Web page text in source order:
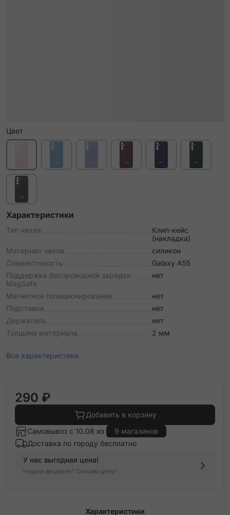
Цвет
Характеристики
Тип чехла
Клип-кейс
(накладка)
Материал чехла
силикон
Совместимость
Galaxy A55
Поддержка беспроводной зарядки
MagSafe
нет
Магнитное позиционирование
нет
Подставка
нет
Держатель
нет
Толщина материала
2 мм
Все характеристики
290 ₽
Добавить в корзину
Самовывоз с 10.08 из
9 магазинов
Доставка по городу бесплатно
У нас выгодная цена!
Нашли дешевле? Снизим цену!
Характеристики